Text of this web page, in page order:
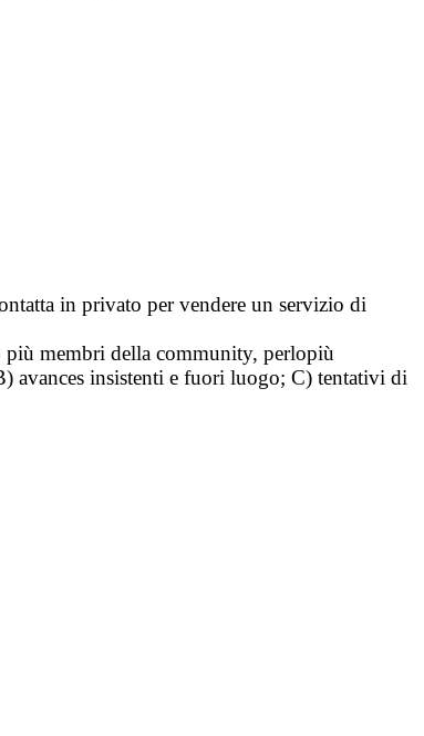
in privato per vendere un servizio di
più membri della community, perlopiù
avances insistenti e fuori luogo; C) tentativi di